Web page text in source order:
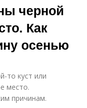
черной
Как
осенью
то куст или
место.
причинам.